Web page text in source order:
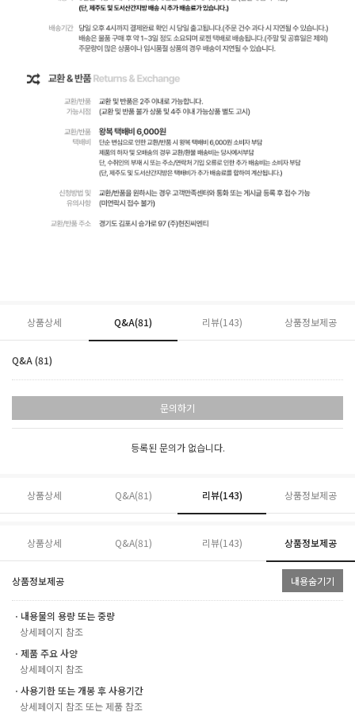
상품상세 Q&A(81) 리뷰(143) 상품정보제공
Q&A (81)
문의하기
등록된 문의가 없습니다.
상품상세 Q&A(81) 리뷰(143) 상품정보제공
상품상세 Q&A(81) 리뷰(143) 상품정보제공
상품정보제공 내용숨기기
ㆍ내용물의 용량 또는 중량
상세페이지 참조
ㆍ제품 주요 사양
상세페이지 참조
ㆍ사용기한 또는 개봉 후 사용기간
상세페이지 참조 또는 제품 참조